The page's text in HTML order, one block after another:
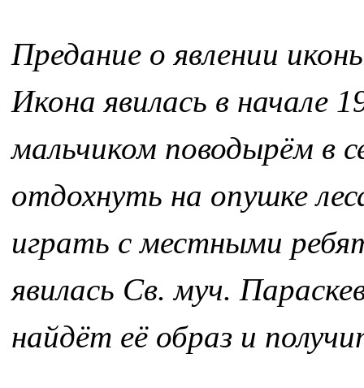
Предание о явлении
Икона явилась в начале
мальчиком поводырём в
отдохнуть на опушке
играть с местными
явилась Св. муч.
найдёт её образ и